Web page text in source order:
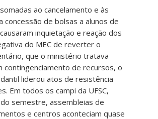
ao cancelamento e às
concessão de bolsas a alunos de
inquietação e reação dos
do MEC de reverter o
que o ministério tratava
contingenciamento de recursos, o
liderou atos de resistência
Em todos os campi da UFSC,
semestre, assembleias de
e centros aconteciam quase